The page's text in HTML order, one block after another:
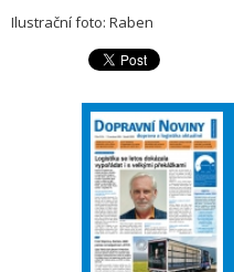
Ilustrační foto: Raben